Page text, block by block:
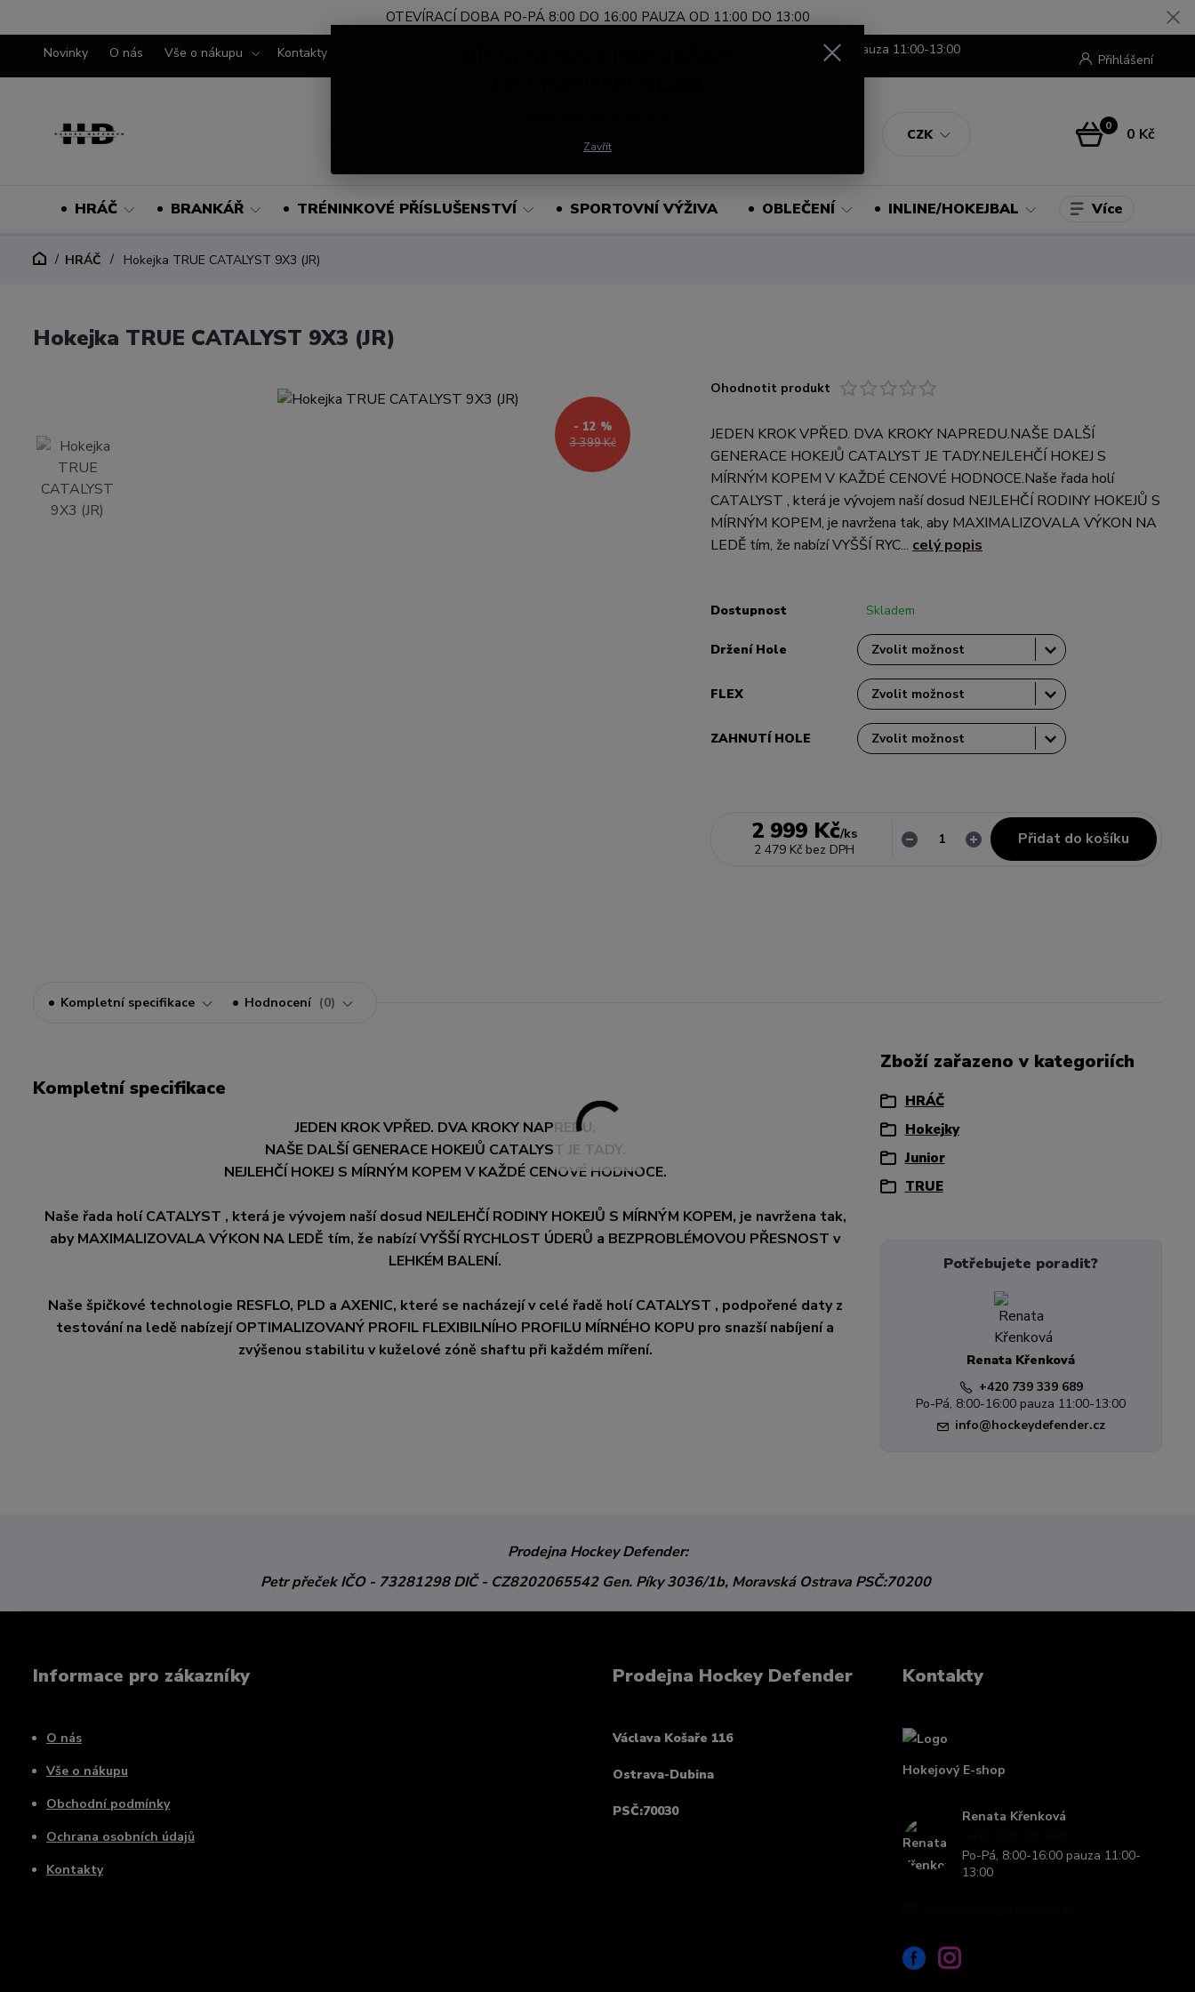
OTEVÍRACÍ DOBA PO-PÁ 8:00 DO 16:00 PAUZA OD 11:00 DO 13:00
Novinky O nás Vše o nákupu Kontakty
CZK
Přihlášení
Po-Pá, 8:00-16:00 pauza 11:00-13:00
0 0 Kč
HRÁČ BRANKÁŘ TRÉNINKOVÉ PŘÍSLUŠENSTVÍ SPORTOVNÍ VÝŽIVA OBLEČENÍ INLINE/HOKEJBAL Více
HRÁČ Hokejka TRUE CATALYST 9X3 (JR)
Hokejka TRUE CATALYST 9X3 (JR)
3 399 Kč
- 12 %
Ohodnotit produkt
JEDEN KROK VPŘED. DVA KROKY NAPREDU.NAŠE DALŠÍ
GENERACE HOKEJŮ CATALYST JE TADY.NEJLEHČÍ HOKEJ S
MÍRNÝM KOPEM V KAŽDÉ CENOVÉ HODNOCE.Naše řada holí
CATALYST , která je vývojem naší dosud NEJLEHČÍ RODINY HOKEJŮ S
MÍRNÝM KOPEM, je navržena tak, aby MAXIMALIZOVALA VÝKON NA
LEDĚ tím, že nabízí VYŠŠÍ RYC... celý popis
Dostupnost Skladem
Držení Hole
FLEX
ZAHNUTÍ HOLE
2 999 Kč/ks
2 479 Kč bez DPH
Přidat do košíku
Kompletní specifikace Hodnocení 0
Kompletní specifikace
JEDEN KROK VPŘED. DVA KROKY NAPREDU.
NAŠE DALŠÍ GENERACE HOKEJŮ CATALYST JE TADY.
NEJLEHČÍ HOKEJ S MÍRNÝM KOPEM V KAŽDÉ CENOVÉ HODNOCE.
Naše řada holí CATALYST , která je vývojem naší dosud NEJLEHČÍ RODINY HOKEJŮ S MÍRNÝM KOPEM, je navržena tak,
aby MAXIMALIZOVALA VÝKON NA LEDĚ tím, že nabízí VYŠŠÍ RYCHLOST ÚDERŮ a BEZPROBLÉMOVOU PŘESNOST v
LEHKÉM BALENÍ.
Naše špičkové technologie RESFLO, PLD a AXENIC, které se nacházejí v celé řadě holí CATALYST , podpořené daty z
testování na ledě nabízejí OPTIMALIZOVANÝ PROFIL FLEXIBILNÍHO PROFILU MÍRNÉHO KOPU pro snazší nabíjení a
zvýšenou stabilitu v kuželové zóně shaftu při každém míření.
Zboží zařazeno v kategoriích
HRÁČ
Hokejky
Junior
TRUE
Potřebujete poradit?
Renata Křenková
+420 739 339 689
Po-Pá, 8:00-16:00 pauza 11:00-13:00
info@hockeydefender.cz
Prodejna Hockey Defender:
Petr přečekIČO - 73281298DIČ - CZ8202065542 Gen. Píky 3036/1b, Moravská Ostrava PSČ:70200
Informace pro zákazníky
O nás
Vše o nákupu
Obchodní podmínky
Ochrana osobních údajů
Kontakty
Prodejna Hockey Defender
Václava Košaře 116
Ostrava-Dubina
PSČ:70030
Kontakty
Hokejový E-shop
Renata Křenková
Po-Pá, 8:00-16:00 pauza 11:00-
13:00
Zavřít